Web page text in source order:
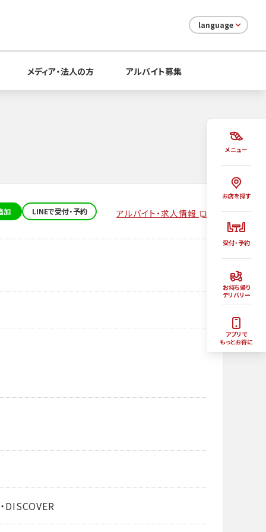
メニュー
お店を探す
受付・予約
お持ち帰り
デリバリー
アプリで
もっとお得に
language
メディア・法人の方 アルバイト募集
加 LINEで受付・予約 アルバイト・求人情報
DISCOVER